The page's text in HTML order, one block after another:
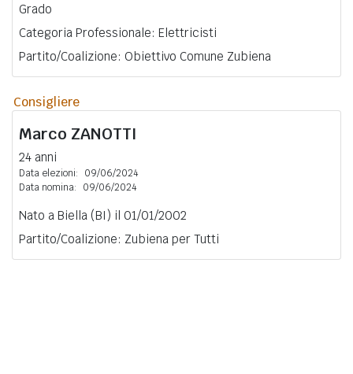
Grado
Categoria Professionale: Elettricisti
Partito/Coalizione: Obiettivo Comune Zubiena
Consigliere
Marco ZANOTTI
24 anni
Data elezioni:
09/06/2024
Data nomina:
09/06/2024
Nato a Biella (BI) il 01/01/2002
Partito/Coalizione: Zubiena per Tutti